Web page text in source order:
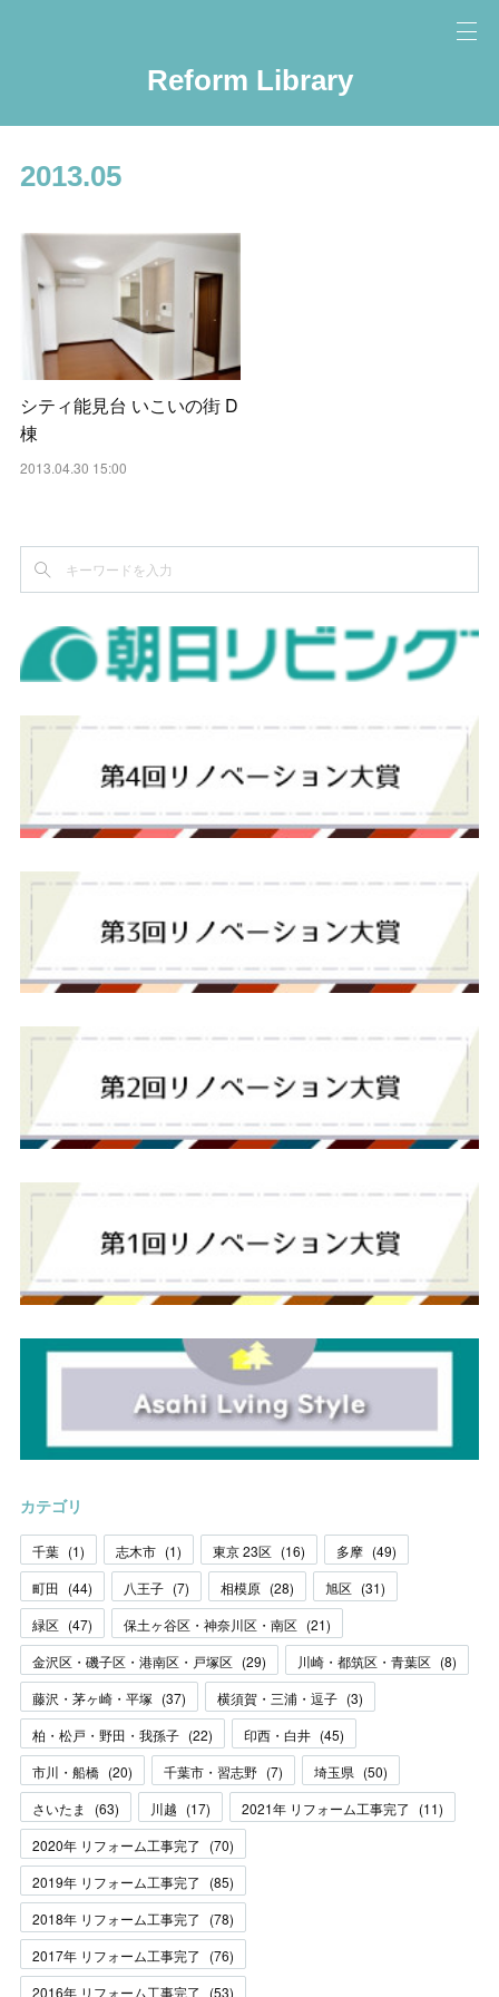
Reform Library
2013.05
シティ能見台 いこいの街 D
棟
2013.04.30 15:00
カテゴリ
千葉 (1) 志木市 (1) 東京 23区 (16) 多摩 (49)
町田 (44) 八王子 (7) 相模原 (28) 旭区 (31)
緑区 (47) 保土ヶ谷区・神奈川区・南区 (21)
金沢区・磯子区・港南区・戸塚区 (29) 川崎・都筑区・青葉区 (8)
藤沢・茅ヶ崎・平塚 (37) 横須賀・三浦・逗子 (3)
柏・松戸・野田・我孫子 (22) 印西・白井 (45)
市川・船橋 (20) 千葉市・習志野 (7) 埼玉県 (50)
さいたま
(63) 川越 (17) 2021年 リフォーム工事完了 (11)
2020年 リフォーム工事完了
(70)
2019年 リフォーム工事完了
(85)
2018年 リフォーム工事完了
(78)
2017年 リフォーム工事完了
(76)
2016年 リフォーム工事完了
(53)